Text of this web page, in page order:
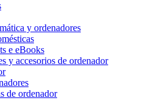
y ordenadores
e eBooks
y accesorios de ordenador
de ordenador